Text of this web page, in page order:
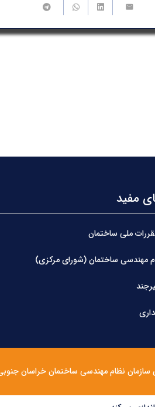
مفید
ملی ساختمان
مهندسی ساختمان (شورای مرکزی)
سازمان نظام مهندسی ساختمان خراسان